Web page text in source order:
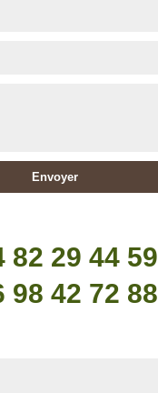
82 29 44 59
98 42 72 88